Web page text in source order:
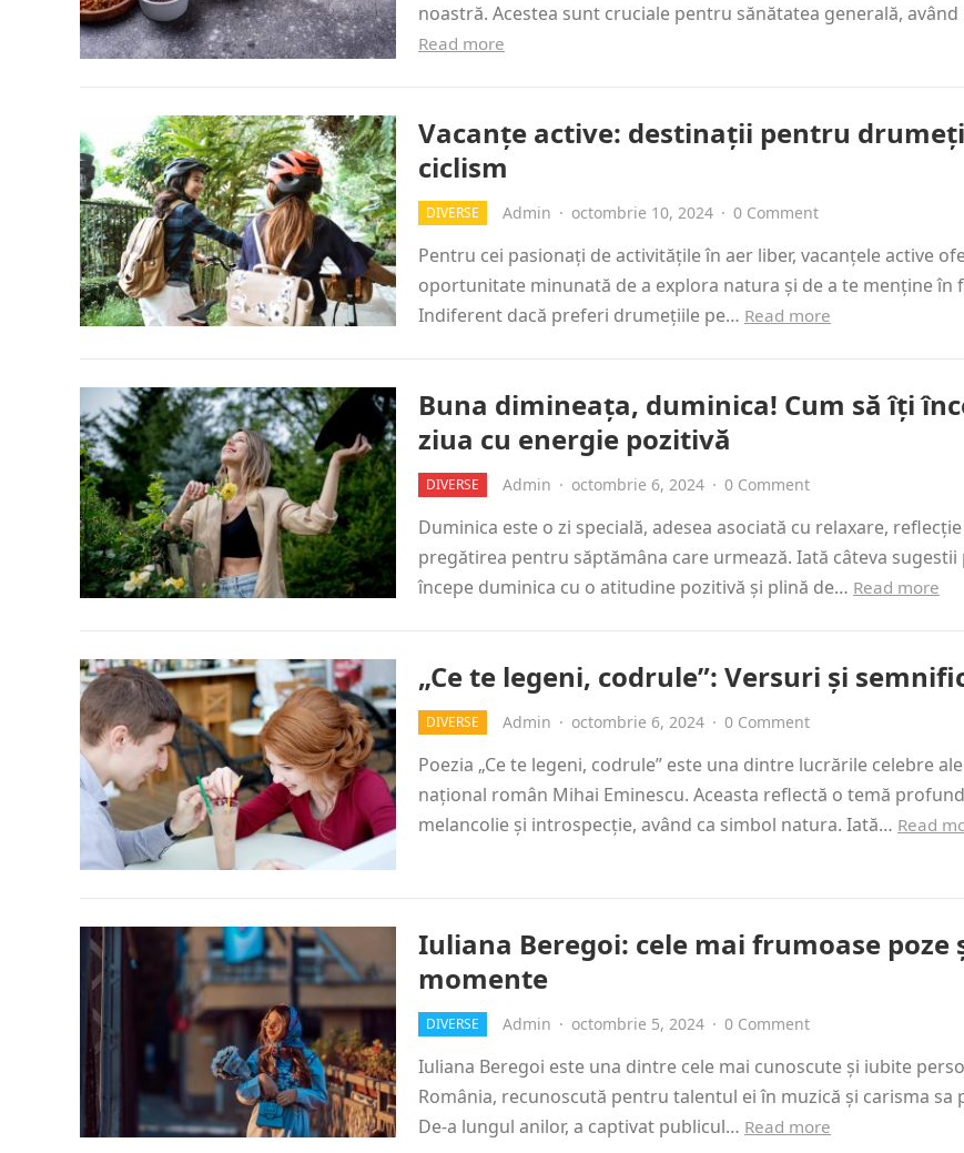
noastră. Acestea sunt cruciale pentru sănătatea generală,
Read more
Vacanțe active: destinații pentru
ciclism
DIVERSE Admin · octombrie 10, 2024 · 0 Comment
Pentru cei pasionați de activitățile în aer liber, vacanțele active
oportunitate minunată de a explora natura și de a te menține în
Indiferent dacă preferi drumețiile pe… Read more
Buna dimineața, duminica! Cum să îți
ziua cu energie pozitivă
DIVERSE Admin · octombrie 6, 2024 · 0 Comment
Duminica este o zi specială, adesea asociată cu relaxare,
pregătirea pentru săptămâna care urmează. Iată câteva
începe duminica cu o atitudine pozitivă și plină de… Read more
„Ce te legeni, codrule”: Versuri și
DIVERSE Admin · octombrie 6, 2024 · 0 Comment
Poezia „Ce te legeni, codrule” este una dintre lucrările celebre
național român Mihai Eminescu. Aceasta reflectă o temă
melancolie și introspecție, având ca simbol natura. Iată… Read
Iuliana Beregoi: cele mai frumoase poze
momente
DIVERSE Admin · octombrie 5, 2024 · 0 Comment
Iuliana Beregoi este una dintre cele mai cunoscute și iubite
România, recunoscută pentru talentul ei în muzică și carisma sa
De-a lungul anilor, a captivat publicul… Read more